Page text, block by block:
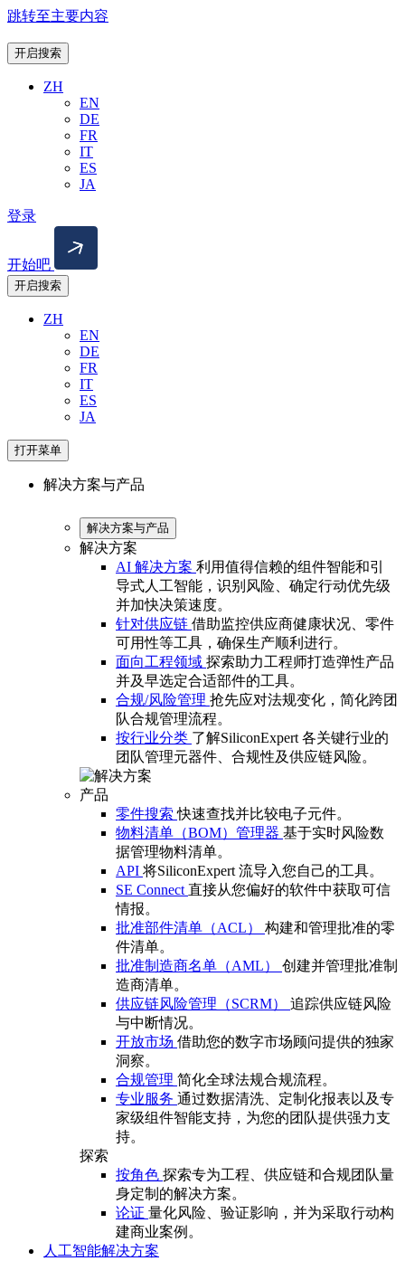
跳转至主要内容
开启搜索
ZH
EN
DE
FR
IT
ES
JA
登录
开始吧
开启搜索
ZH
EN
DE
FR
IT
ES
JA
打开菜单
解决方案与产品
解决方案与产品
解决方案
AI 解决方案 利用值得信赖的组件智能和引
导式人工智能，识别风险、确定行动优先级
并加快决策速度。
针对供应链 借助监控供应商健康状况、零件
可用性等工具，确保生产顺利进行。
面向工程领域 探索助力工程师打造弹性产品
并及早选定合适部件的工具。
合规/风险管理 抢先应对法规变化，简化跨团
队合规管理流程。
按行业分类 了解SiliconExpert 各关键行业的
团队管理元器件、合规性及供应链风险。
产品
零件搜索 快速查找并比较电子元件。
物料清单（BOM）管理器 基于实时风险数
据管理物料清单。
API 将SiliconExpert 流导入您自己的工具。
SE Connect 直接从您偏好的软件中获取可信
情报。
批准部件清单（ACL）
构建和管理批准的零
件清单。
批准制造商名单（AML）
创建并管理批准制
造商清单。
供应链风险管理（SCRM）
追踪供应链风险
与中断情况。
开放市场 借助您的数字市场顾问提供的独家
洞察。
合规管理 简化全球法规合规流程。
专业服务 通过数据清洗、定制化报表以及专
家级组件智能支持，为您的团队提供强力支
持。
探索
按角色 探索专为工程、供应链和合规团队量
身定制的解决方案。
论证 量化风险、验证影响，并为采取行动构
建商业案例。
人工智能解决方案